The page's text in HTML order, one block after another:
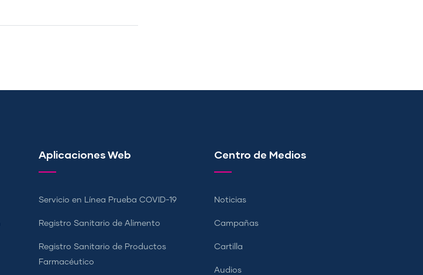
Aplicaciones Web
Servicio en Línea Prueba COVID-19
Registro Sanitario de Alimento
Registro Sanitario de Productos
Farmacéutico
Centro de Medios
Noticias
Campañas
Cartilla
Audios